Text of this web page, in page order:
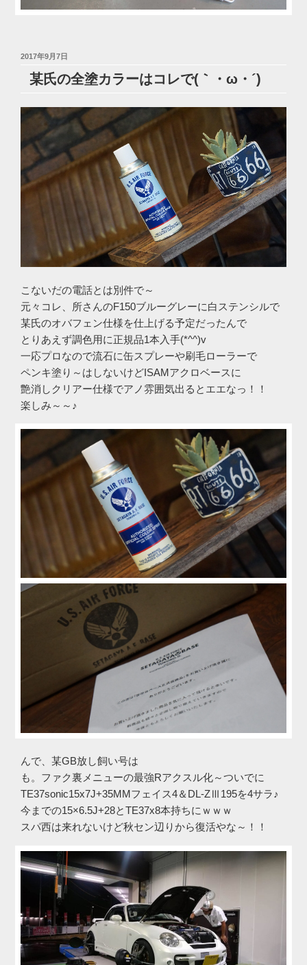
投
2017年9月7日
某氏の全塗カラーはコレで(｀・ω・´)ゞ
こないだの電話とは別件で～
元々コレ、所さんのF150ブルーグレーに白ステンシルで
某氏のオバフェン仕様を仕上げる予定だったんで
とりあえず調色用に正規品1本入手(*^^)v
一応プロなので流石に缶スプレーや刷毛ローラーで
ペンキ塗り～はしないけどISAMアクロベースに
艶消しクリアー仕様でアノ雰囲気出るとエエなっ！！
楽しみ～～♪
んで、某GB放し飼い号は
も。ファク裏メニューの最強Rアクスル化～ついでに
TE37sonic15x7J+35MMフェイス4＆DL-ZⅢ195を4サラ♪
今までの15×6.5J+28とTE37x8本持ちにｗｗｗ
スパ西は来れないけど秋セン辺りから復活やな～！！